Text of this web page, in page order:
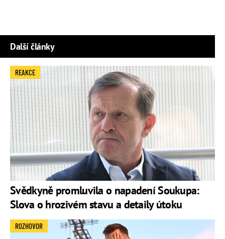
Další články
Svědkyně promluvila o napadení Soukupa:
Slova o hrozivém stavu a detaily útoku
REAKCE
ROZHOVOR